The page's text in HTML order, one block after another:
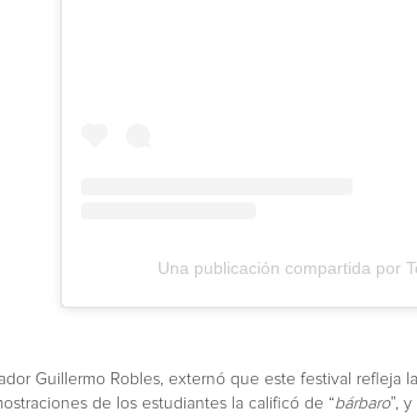
Una publicación compartida por
Guillermo Robles, externó que este festival refleja
de los estudiantes la calificó de “bárbaro”,